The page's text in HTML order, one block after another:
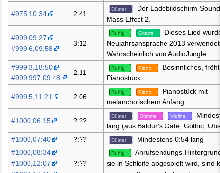
#975,10:34 2:41
Düster
Der Ladebildschirm-
Mass Effect 2.
#999,09:27
#999.6,09:58
3:12
Ruhig Gitarre
Dieses Lied
Neujahrsansprache 2013
Wahrscheinlich von AudioJungle
#999.3,18:50
#999.997,09:48
2:11
Ruhig Piano
Besinnliches,
Pianostück
#999.5,11:21 2:06
Ruhig Piano
Pianostück mit
melancholischem Anfang
#1000,06:15 ?:??
Düster Stimme Violine
lang (aus Baldur's Gate, Gothic,
#1000,07:40
?:?? Düster
Mindestens 0:54 lang
#1000,08:34
#1000,12:07
?:??
Ruhig
Anrufsendungs-
sie in Schleife abgespielt wird, sind